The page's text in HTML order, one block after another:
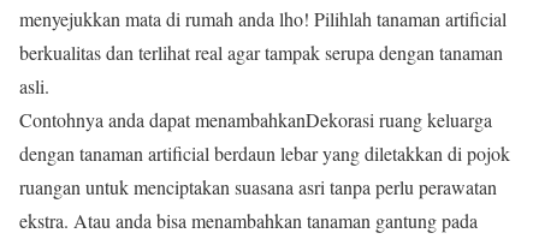
menyejukkan mata di rumah anda lho! Pilihlah tanaman artificial
berkualitas dan terlihat real agar tampak serupa dengan tanaman
asli.
Contohnya anda dapat menambahkanDekorasi ruang keluarga
dengan tanaman artificial berdaun lebar yang diletakkan di pojok
ruangan untuk menciptakan suasana asri tanpa perlu perawatan
ekstra. Atau anda bisa menambahkan tanaman gantung pada